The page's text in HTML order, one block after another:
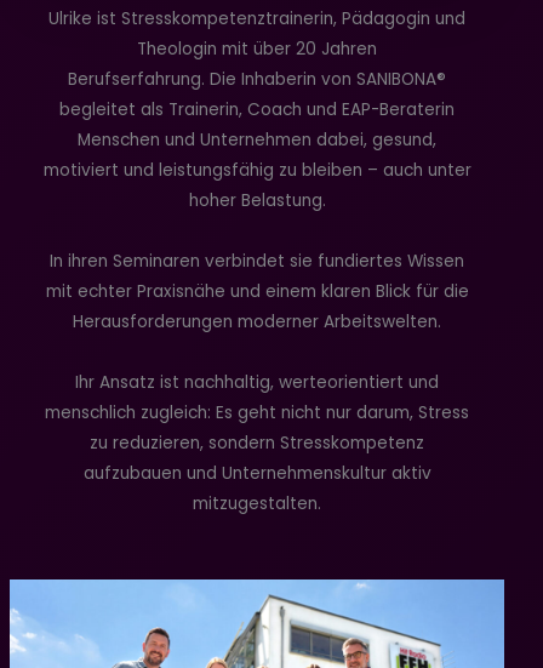
Ulrike ist Stresskompetenztrainerin, Pädagogin und
Theologin mit über 20 Jahren
Berufserfahrung. Die Inhaberin von SANIBONA®
begleitet als Trainerin, Coach und EAP-Beraterin
Menschen und Unternehmen dabei, gesund,
motiviert und leistungsfähig zu bleiben – auch unter
hoher Belastung.
In ihren Seminaren verbindet sie fundiertes Wissen
mit echter Praxisnähe und einem klaren Blick für die
Herausforderungen moderner Arbeitswelten.
Ihr Ansatz ist nachhaltig, werteorientiert und
menschlich zugleich: Es geht nicht nur darum, Stress
zu reduzieren, sondern Stresskompetenz
aufzubauen und Unternehmenskultur aktiv
mitzugestalten.